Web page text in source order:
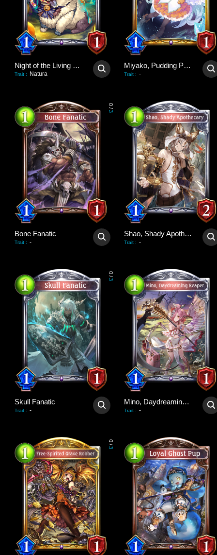
Night of the Living Dog
Trait : Natura
Miyako, Pudding Poltergeist
Trait : -
0
/
3
Bone Fanatic
Trait : -
Shao, Shady Apothecary
Trait : -
0
/
3
Skull Fanatic
Trait : -
Mino, Daydreaming Reaper
Trait : -
0
/
3